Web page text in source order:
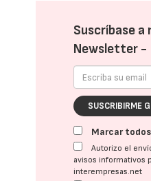
Suscríbase a
Newsletter -
SUSCRIBIRME
Marcar todos
Autorizo el
avisos informativos
interempresas.net